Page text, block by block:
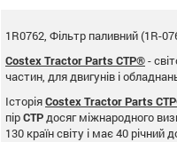
1R0762, Фільтр паливний (1R-
Costex Tractor Parts CTP®-
частин, для двигунів і
ІсторіяCostex Tractor Parts
пірCTP досяг міжнародного
130 країн світу і має 40 річний